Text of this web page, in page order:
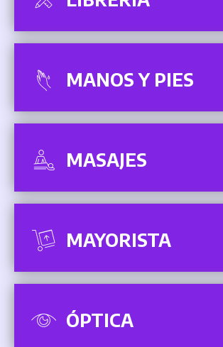
MANOS Y PIES
MASAJES
MAYORISTA
ÓPTICA